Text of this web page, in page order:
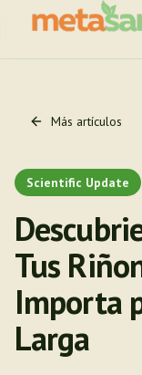
Más artículos
Scientific Update
Tus
Importa
Larga